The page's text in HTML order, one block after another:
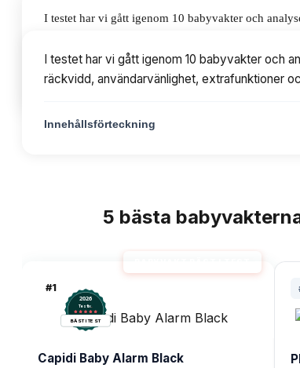
I testet har vi gått igenom 10 babyvakter och
Innehållsförteckning
I testet har vi gått igenom 10 babyvakter och
räckvidd, användarvänlighet, extrafunktioner
Innehållsförteckning
5 bästa
#1
2026
Testix.
BÄST I TEST
Capidi Baby Alarm Black